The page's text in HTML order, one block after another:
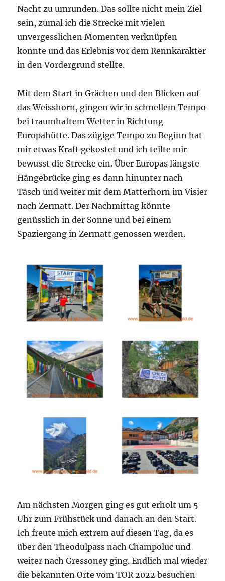
Nacht zu umrunden. Das sollte nicht mein Ziel
sein, zumal ich die Strecke mit vielen
unvergesslichen Momenten verknüpfen
konnte und das Erlebnis vor dem Rennkarakter
in den Vordergrund stellte.
Mit dem Start in Grächen und den Blicken auf
das Weisshorn, gingen wir in schnellem Tempo
bei traumhaftem Wetter in Richtung
Europahütte. Das zügige Tempo zu Beginn hat
mir etwas Kraft gekostet und ich teilte mir
bewusst die Strecke ein. Über Europas längste
Hängebrücke ging es dann hinunter nach
Täsch und weiter mit dem Matterhorn im Visier
nach Zermatt. Der Nachmittag könnte
genüsslich in der Sonne und bei einem
Spaziergang in Zermatt genossen werden.
Am nächsten Morgen ging es gut erholt um 5
Uhr zum Frühstück und danach an den Start.
Ich freute mich extrem auf diesen Tag, da es
über den Theodulpass nach Champoluc und
weiter nach Gressoney ging. Endlich mal wieder
die bekannten Orte vom TOR 2022 besuchen